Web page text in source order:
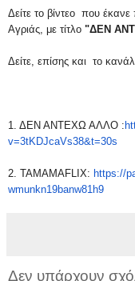
Δείτε το βίντεο που έκανε
Αγριάς, με τίτλο "ΔΕΝ
Δείτε, επίσης και το
1. ΔΕΝ ΑΝΤΕΧΩ ΑΛΛΟ :
v=3tKDJcaVs38&t=30s
2. ΤΑΜΑΜΑFLIX: https://
wmunkn19banw81h9
Δεν υπάρχουν